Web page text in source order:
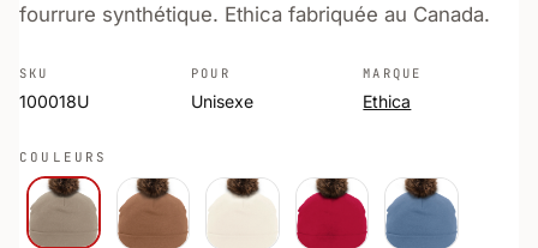
fourrure synthétique. Ethica fabriquée au Canada.
SKU
100018U
POUR
Unisexe
MARQUE
Ethica
COULEURS